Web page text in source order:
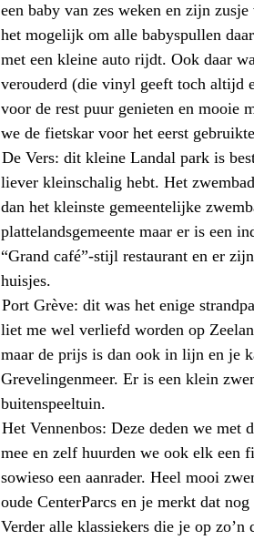
een baby van zes weken en zijn
het mogelijk om alle babyspullen
met een kleine auto rijdt. Ook daar
verouderd (die vinyl geeft toch altijd
voor de rest puur genieten en mooie
we de fietskar voor het eerst
De Vers: dit kleine Landal park is
liever kleinschalig hebt. Het
dan het kleinste gemeentelijke
plattelandsgemeente maar er is een
“Grand café”-stijl restaurant en er
huisjes.
Port Grève: dit was het enige
liet me wel verliefd worden op
maar de prijs is dan ook in lijn en je
Grevelingenmeer. Er is een klein
buitenspeeltuin.
Het Vennenbos: Deze deden we met
mee en zelf huurden we ook elk een
sowieso een aanrader. Heel mooi
oude CenterParcs en je merkt dat
Verder alle klassiekers die je op